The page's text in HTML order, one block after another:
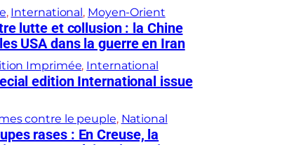
, International, Moyen-Orient
lutte et collusion : la Chine
USA dans la guerre en Iran
Imprimée, International
edition International issue
contre le peuple, National
rases : En Creuse, la